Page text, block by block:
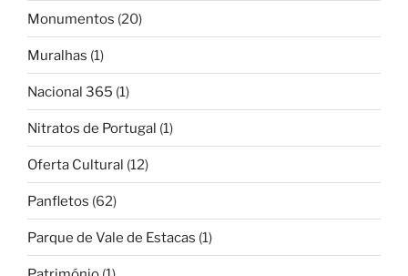
Monumentos (20)
Muralhas (1)
Nacional 365 (1)
Nitratos de Portugal (1)
Oferta Cultural (12)
Panfletos (62)
Parque de Vale de Estacas (1)